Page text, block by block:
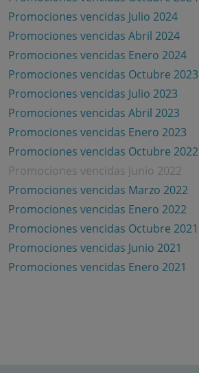
Promociones vencidas Julio 2024
Promociones vencidas Abril 2024
Promociones vencidas Enero 2024
Promociones vencidas Octubre 2023
Promociones vencidas Julio 2023
Promociones vencidas Abril 2023
Promociones vencidas Enero 2023
Promociones vencidas Octubre 2022
Promociones vencidas Junio 2022
Promociones vencidas Marzo 2022
Promociones vencidas Enero 2022
Promociones vencidas Octubre 2021
Promociones vencidas Junio 2021
Promociones vencidas Enero 2021